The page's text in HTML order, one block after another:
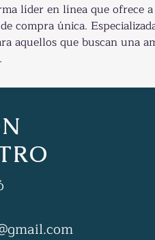
líder en línea que ofrece
compra única.
aquellos que buscan una